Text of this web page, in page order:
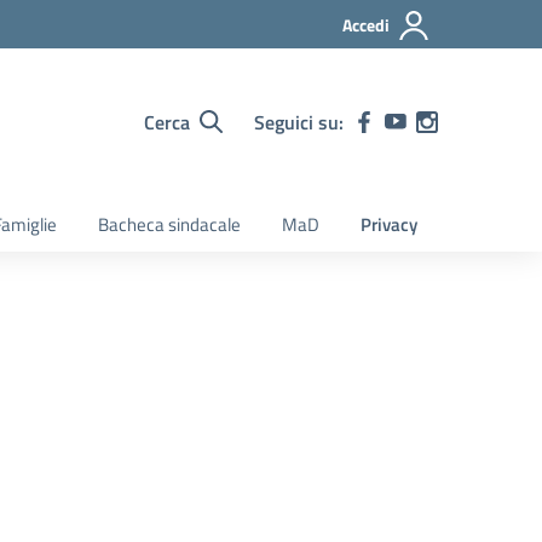
Accedi
Cerca Seguici su:
Bacheca sindacale MaD Privacy